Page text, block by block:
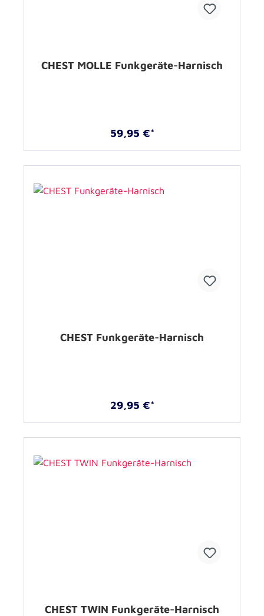
CHEST MOLLE Funkgeräte-Harnisch
59,95 €*
CHEST Funkgeräte-Harnisch
29,95 €*
CHEST TWIN Funkgeräte-Harnisch